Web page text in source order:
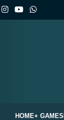
HOME+ GAMES